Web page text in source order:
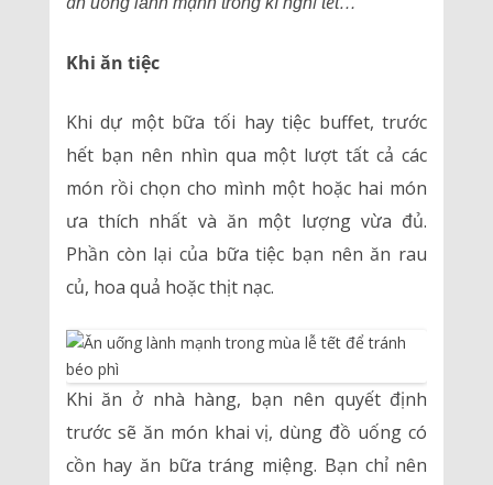
Khi ăn tiệc
Khi dự một bữa tối hay tiệc buffet, trước
hết bạn nên nhìn qua một lượt tất cả các
món rồi chọn cho mình một hoặc hai món
ưa thích nhất và ăn một lượng vừa đủ.
Phần còn lại của bữa tiệc bạn nên ăn rau
củ, hoa quả hoặc thịt nạc.
Khi ăn ở nhà hàng, bạn nên quyết định
trước sẽ ăn món khai vị, dùng đồ uống có
cồn hay ăn bữa tráng miệng. Bạn chỉ nên